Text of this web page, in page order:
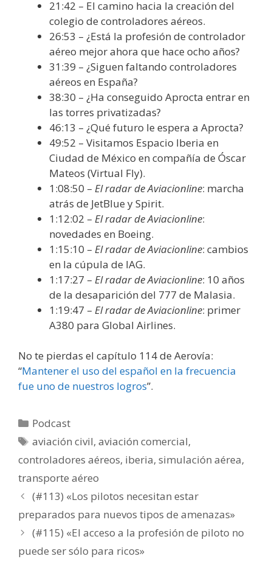
21:42 – El camino hacia la creación del
colegio de controladores aéreos.
26:53 – ¿Está la profesión de controlador
aéreo mejor ahora que hace ocho años?
31:39 – ¿Siguen faltando controladores
aéreos en España?
38:30 – ¿Ha conseguido Aprocta entrar en
las torres privatizadas?
46:13 – ¿Qué futuro le espera a Aprocta?
49:52 – Visitamos Espacio Iberia en
Ciudad de México en compañía de Óscar
Mateos (Virtual Fly).
1:08:50 – El radar de Aviacionline: marcha
atrás de JetBlue y Spirit.
1:12:02 – El radar de Aviacionline:
novedades en Boeing.
1:15:10 – El radar de Aviacionline: cambios
en la cúpula de IAG.
1:17:27 – El radar de Aviacionline: 10 años
de la desaparición del 777 de Malasia.
1:19:47 – El radar de Aviacionline: primer
A380 para Global Airlines.
No te pierdas el capítulo 114 de Aerovía:
“Mantener el uso del español en la frecuencia
fue uno de nuestros logros”.
Categorías
Podcast
Etiquetas
aviación civil,aviación comercial,
controladores aéreos, iberia, simulación aérea,
transporte aéreo
(#113) «Los pilotos necesitan estar
preparados para nuevos tipos de amenazas»
(#115) «El acceso a la profesión de piloto no
puede ser sólo para ricos»